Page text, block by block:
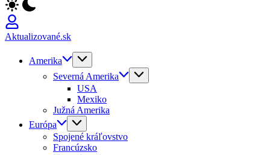
Aktualizované.sk
Amerika
Severná Amerika
USA
Mexiko
Južná Amerika
Európa
Spojené kráľovstvo
Francúzsko